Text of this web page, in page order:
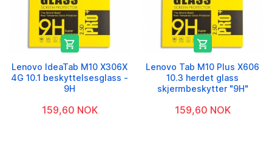

Lenovo IdeaTab M10 X306X
4G 10.1 beskyttelsesglass -
9H
159,60 NOK

Lenovo Tab M10 Plus X606
10.3 herdet glass
skjermbeskytter "9H"
159,60 NOK